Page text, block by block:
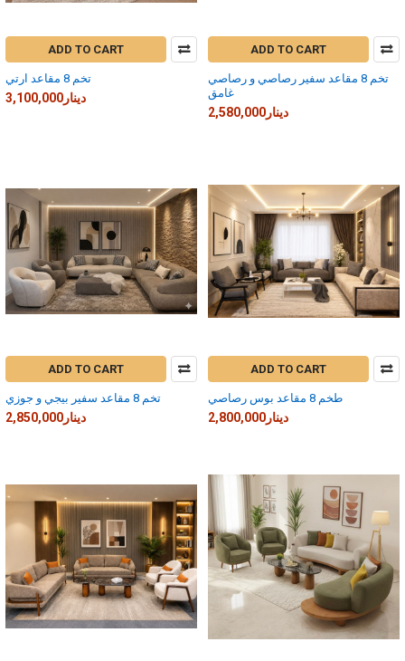
ADD TO CART
تخم 8 مقاعد ارتي
3,100,000دينار
ADD TO CART
تخم 8 مقاعد سفير رصاصي و رصاصي
غامق
2,580,000دينار
ADD TO CART
تخم 8 مقاعد سفير بيجي و جوزي
2,850,000دينار
ADD TO CART
طخم 8 مقاعد بوس رصاصي
2,800,000دينار